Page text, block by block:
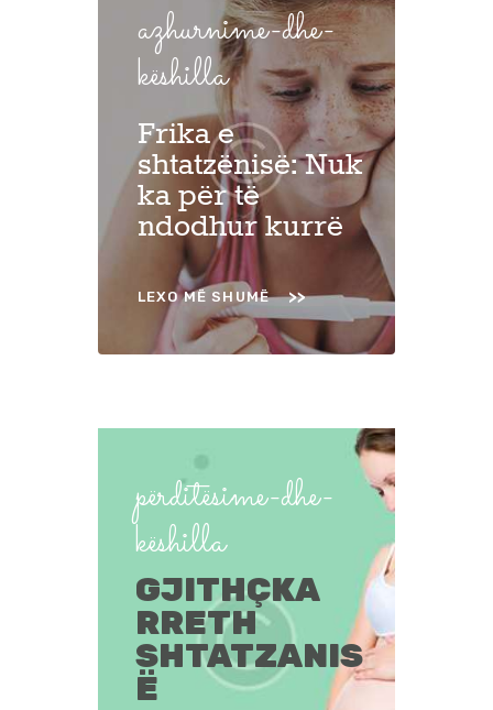
azhurnime-dhe-
këshilla
Frika e
shtatzënisë: Nuk
ka për të
ndodhur kurrë
LEXO MË SHUMË
përditësime-dhe-
këshilla
GJITHÇKA
RRETH
SHTATZANIS
Ë